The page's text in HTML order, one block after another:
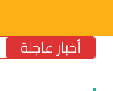
أخبار عاجلة